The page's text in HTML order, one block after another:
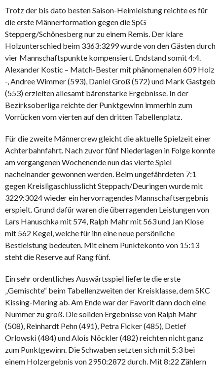
Trotz der bis dato besten Saison-Heimleistung reichte es für
die erste Männerformation gegen die SpG
Stepperg/Schönesberg nur zu einem Remis. Der klare
Holzunterschied beim 3363:3299 wurde von den Gästen durch
vier Mannschaftspunkte kompensiert. Endstand somit 4:4.
Alexander Kostic – Match-Bester mit phänomenalen 609 Holz
-, Andree Wimmer (593), Daniel Groß (572) und Mark Gastgeb
(553) erzielten allesamt bärenstarke Ergebnisse. In der
Bezirksoberliga reichte der Punktgewinn immerhin zum
Vorrücken vom vierten auf den dritten Tabellenplatz.
Für die zweite Männercrew gleicht die aktuelle Spielzeit einer
Achterbahnfahrt. Nach zuvor fünf Niederlagen in Folge konnte
am vergangenen Wochenende nun das vierte Spiel
nacheinander gewonnen werden. Beim ungefährdeten 7:1
gegen Kreisligaschlusslicht Steppach/Deuringen wurde mit
3229:3024 wieder ein hervorragendes Mannschaftsergebnis
erspielt. Grund dafür waren die überragenden Leistungen von
Lars Hanuschka mit 574, Ralph Mahr mit 563 und Jan Klose
mit 562 Kegel, welche für ihn eine neue persönliche
Bestleistung bedeuten. Mit einem Punktekonto von 15:13
steht die Reserve auf Rang fünf.
Ein sehr ordentliches Auswärtsspiel lieferte die erste
„Gemischte“ beim Tabellenzweiten der Kreisklasse, dem SKC
Kissing-Mering ab. Am Ende war der Favorit dann doch eine
Nummer zu groß. Die soliden Ergebnisse von Ralph Mahr
(508), Reinhardt Pehn (491), Petra Ficker (485), Detlef
Orlowski (484) und Alois Nöckler (482) reichten nicht ganz
zum Punktgewinn. Die Schwaben setzten sich mit 5:3 bei
einem Holzergebnis von 2950:2872 durch. Mit 8:22 Zählern